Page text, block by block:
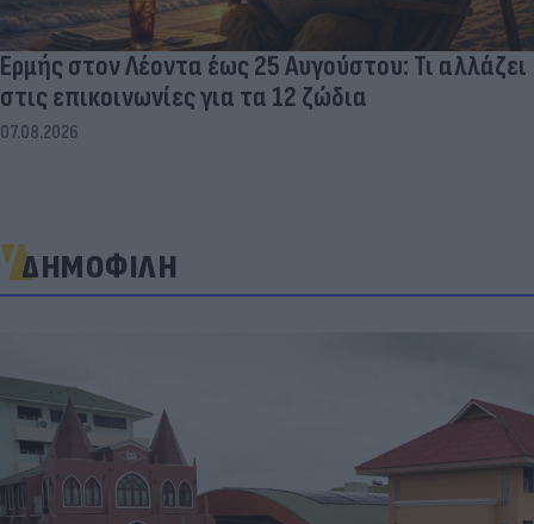
Ερμής στον Λέοντα έως 25 Αυγούστου: Τι αλλάζει
στις επικοινωνίες για τα 12 ζώδια
07.08.2026
ΔΗΜΟΦΙΛΗ